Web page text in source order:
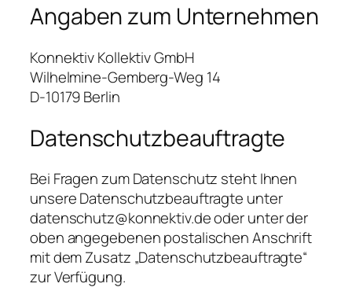
Angaben zum Unternehmen
Konnektiv Kollektiv GmbH
Wilhelmine-Gemberg-Weg 14
D-10179 Berlin
Datenschutzbeauftragte
Bei Fragen zum Datenschutz steht Ihnen
unsere Datenschutzbeauftragte unter
datenschutz@konnektiv.de oder unter der
oben angegebenen postalischen Anschrift
mit dem Zusatz „Datenschutzbeauftragte“
zur Verfügung.